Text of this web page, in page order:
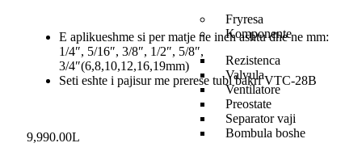
Fryresa
Komponente
Rezistenca
Valvula
Ventilatore
Preostate
Separator vaji
Bombula boshe
E aplikueshme si per matje ne inch ashtu dhe ne mm:
1/4″, 5/16″, 3/8″, 1/2″, 5/8″,
3/4″(6,8,10,12,16,19mm)
Seti eshte i pajisur me prerese tubi bakri VTC-28B
9,990.00L